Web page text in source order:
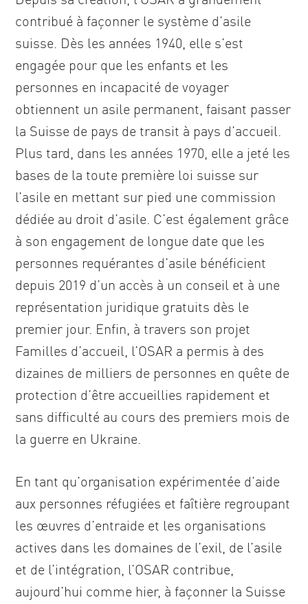
contribué à façonner le système d’asile
suisse. Dès les années 1940, elle s’est
engagée pour que les enfants et les
personnes en incapacité de voyager
obtiennent un asile permanent, faisant passer
la Suisse de pays de transit à pays d’accueil.
Plus tard, dans les années 1970, elle a jeté les
bases de la toute première loi suisse sur
l’asile en mettant sur pied une commission
dédiée au droit d’asile. C’est également grâce
à son engagement de longue date que les
personnes requérantes d’asile bénéficient
depuis 2019 d’un accès à un conseil et à une
représentation juridique gratuits dès le
premier jour. Enfin, à travers son projet
Familles d’accueil, l’OSAR a permis à des
dizaines de milliers de personnes en quête de
protection d’être accueillies rapidement et
sans difficulté au cours des premiers mois de
la guerre en Ukraine.
En tant qu’organisation expérimentée d’aide
aux personnes réfugiées et faîtière regroupant
les œuvres d’entraide et les organisations
actives dans les domaines de l’exil, de l’asile
et de l’intégration, l’OSAR contribue,
aujourd’hui comme hier, à façonner la Suisse